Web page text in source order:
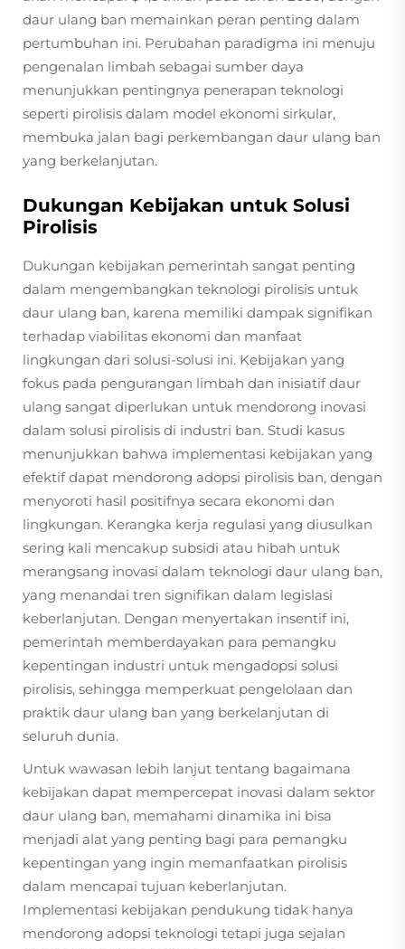
daur ulang ban memainkan peran penting dalam
pertumbuhan ini. Perubahan paradigma ini menuju
pengenalan limbah sebagai sumber daya
menunjukkan pentingnya penerapan teknologi
seperti pirolisis dalam model ekonomi sirkular,
membuka jalan bagi perkembangan daur ulang ban
yang berkelanjutan.
Dukungan Kebijakan untuk Solusi
Pirolisis
Dukungan kebijakan pemerintah sangat penting
dalam mengembangkan teknologi pirolisis untuk
daur ulang ban, karena memiliki dampak signifikan
terhadap viabilitas ekonomi dan manfaat
lingkungan dari solusi-solusi ini. Kebijakan yang
fokus pada pengurangan limbah dan inisiatif daur
ulang sangat diperlukan untuk mendorong inovasi
dalam solusi pirolisis di industri ban. Studi kasus
menunjukkan bahwa implementasi kebijakan yang
efektif dapat mendorong adopsi pirolisis ban, dengan
menyoroti hasil positifnya secara ekonomi dan
lingkungan. Kerangka kerja regulasi yang diusulkan
sering kali mencakup subsidi atau hibah untuk
merangsang inovasi dalam teknologi daur ulang ban,
yang menandai tren signifikan dalam legislasi
keberlanjutan. Dengan menyertakan insentif ini,
pemerintah memberdayakan para pemangku
kepentingan industri untuk mengadopsi solusi
pirolisis, sehingga memperkuat pengelolaan dan
praktik daur ulang ban yang berkelanjutan di
seluruh dunia.
Untuk wawasan lebih lanjut tentang bagaimana
kebijakan dapat mempercepat inovasi dalam sektor
daur ulang ban, memahami dinamika ini bisa
menjadi alat yang penting bagi para pemangku
kepentingan yang ingin memanfaatkan pirolisis
dalam mencapai tujuan keberlanjutan.
Implementasi kebijakan pendukung tidak hanya
mendorong adopsi teknologi tetapi juga sejalan